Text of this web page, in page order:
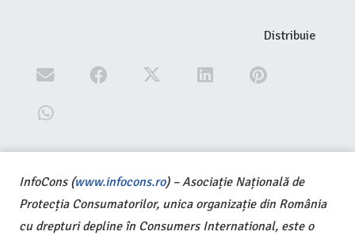
Distribuie
InfoCons (www.infocons.ro) – Asociație Națională de
Protecția Consumatorilor, unica organizație din România
cu drepturi depline în Consumers International, este o